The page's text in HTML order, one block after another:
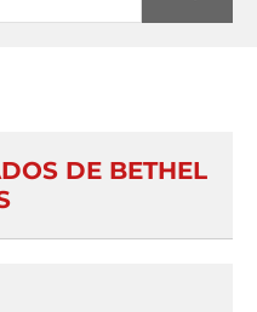
DE BETHEL